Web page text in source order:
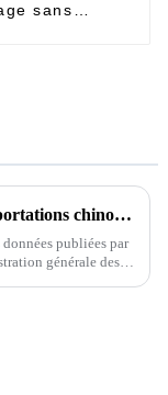
sans
Les exportations chinoises d'appareils sanitaires
données publiées par
générale des